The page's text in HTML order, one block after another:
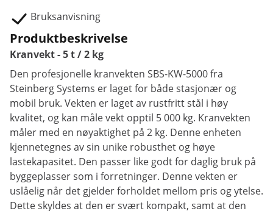
Bruksanvisning
Produktbeskrivelse
Kranvekt - 5 t / 2 kg
Den profesjonelle kranvekten SBS-KW-5000 fra
Steinberg Systems er laget for både stasjonær og
mobil bruk. Vekten er laget av rustfritt stål i høy
kvalitet, og kan måle vekt opptil 5 000 kg. Kranvekten
måler med en nøyaktighet på 2 kg. Denne enheten
kjennetegnes av sin unike robusthet og høye
lastekapasitet. Den passer like godt for daglig bruk på
byggeplasser som i forretninger. Denne vekten er
uslåelig når det gjelder forholdet mellom pris og ytelse.
Dette skyldes at den er svært kompakt, samt at den